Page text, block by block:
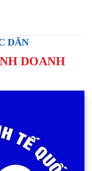
DÂN
DOANH